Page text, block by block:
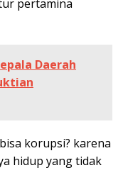
pertamina
Daerah
korupsi? karena
hidup yang tidak